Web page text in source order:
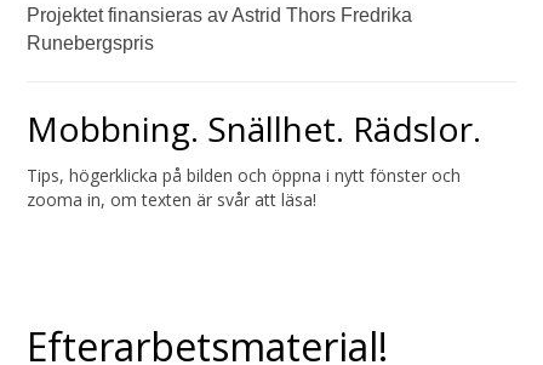
Projektet finansieras av Astrid Thors Fredrika
Runebergspris
Mobbning. Snällhet. Rädslor.
Tips, högerklicka på bilden och öppna i nytt fönster och
zooma in, om texten är svår att läsa!
Efterarbetsmaterial!